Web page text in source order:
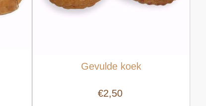
Gevulde koek
€2,50